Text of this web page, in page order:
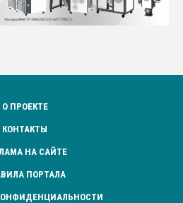
О ПРОЕКТЕ
КОНТАКТЫ
НА САЙТЕ
ПОРТАЛА